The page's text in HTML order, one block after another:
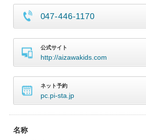
047-446-1170
公式サイト
http://aizawakids.com
ネット予約
pc.pi-sta.jp
名称